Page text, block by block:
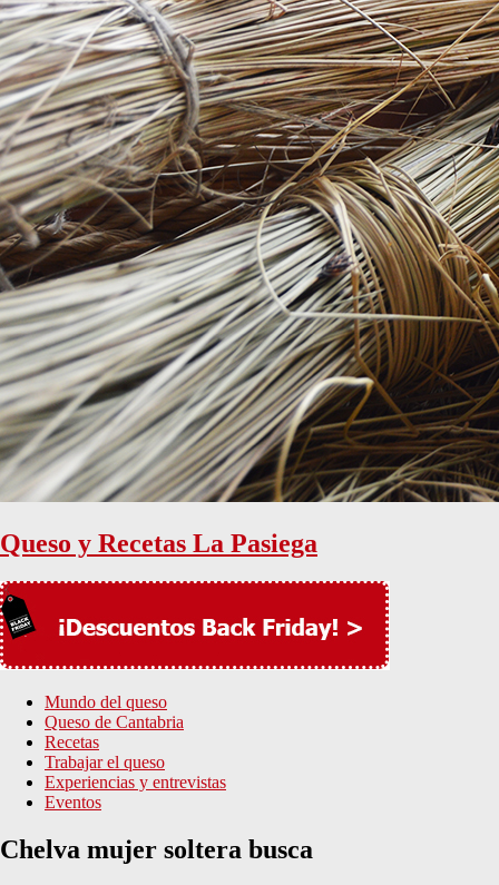
Queso y Recetas La Pasiega
Mundo del queso
Queso de Cantabria
Recetas
Trabajar el queso
Experiencias y entrevistas
Eventos
Chelva mujer soltera busca